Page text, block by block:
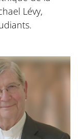
Lévy,